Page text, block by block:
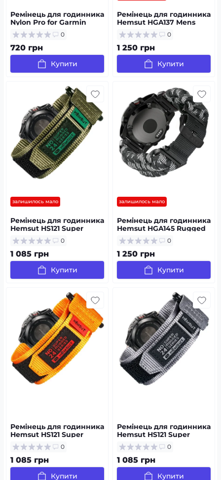
Ремінець для годинника
Nylon Pro for Garmin
Yellow 22 мм 0
720 грн
Купити
Ремінець для годинника
Hemsut HGA137 Mens
leather Garmin Green 22
mm
0
1 250 грн
Купити
залишилось мало
Ремінець для годинника
Hemsut HS121 Super
Strong Nylon Garmin
Green 20 mm 0
1 085 грн
Купити
залишилось мало
Ремінець для годинника
Hemsut HGA145 Rugged
Paracord Camo Grey
Garmin 22 mm
0
1 250 грн
Купити
Ремінець для годинника
Hemsut HS121 Super
Strong Nylon Garmin
Orange 20 mm
0
1 085 грн
Купити
Ремінець для годинника
Hemsut HS121 Super
Strong Nylon Garmin
Grey 22 mm
0
1 085 грн
Купити